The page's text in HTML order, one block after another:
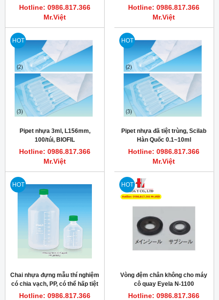
vặn, PP, Azlon
Hotline: 0986.817.366
Mr.Việt
Quốc
Hotline: 0986.817.366
Mr.Việt
HOT
Pipet nhựa 3ml, L156mm,
100/túi, BIOFIL
Hotline: 0986.817.366
Mr.Việt
HOT
Pipet nhựa đã tiệt trùng, Scilab
Hàn Quốc 0.1~10ml
Hotline: 0986.817.366
Mr.Việt
HOT
Chai nhựa đựng mẫu thí nghiệm
có chia vạch, PP, có thể hấp tiệt
trùng
Hotline: 0986.817.366
HOT
Vòng đệm chân không cho máy
cô quay Eyela N-1100
Hotline: 0986.817.366